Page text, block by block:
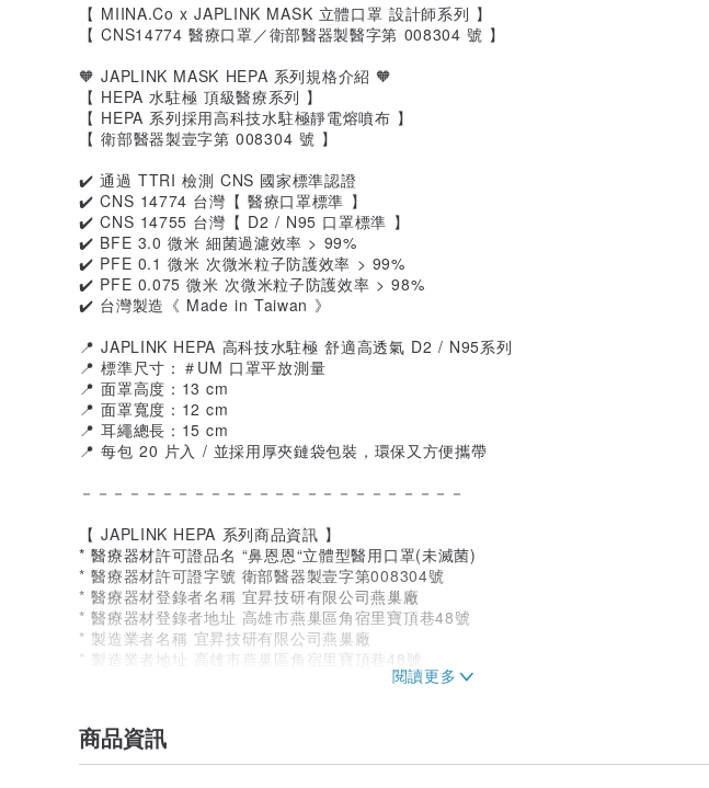
【 MIINA.Co x JAPLINK MASK 立體口罩 設計師系列 】
【 CNS14774 醫療口罩／衛部醫器製醫字第 008304 號 】
🧡 JAPLINK MASK HEPA 系列規格介紹 🧡
【 HEPA 水駐極 頂級醫療系列 】
【 HEPA 系列採用高科技水駐極靜電熔噴布 】
【 衛部醫器製壹字第 008304 號 】
✔️ 通過 TTRI 檢測 CNS 國家標準認證
✔️ CNS 14774 台灣【 醫療口罩標準 】
✔️ CNS 14755 台灣【 D2 / N95 口罩標準 】
✔️ BFE 3.0 微米 細菌過濾效率 > 99%
✔️ PFE 0.1 微米 次微米粒子防護效率 > 99%
✔️ PFE 0.075 微米 次微米粒子防護效率 > 98%
✔️ 台灣製造《 Made in Taiwan 》
📍 JAPLINK HEPA 高科技水駐極 舒適高透氣 D2 / N95系列
📍 標準尺寸：＃UM 口罩平放測量
📍 面罩高度：13 cm
📍 面罩寬度：12 cm
📍 耳繩總長：15 cm
📍 每包 20 片入 / 並採用厚夾鏈袋包裝，環保又方便攜帶
－－－－－－－－－－－－－－－－－－－－－－－－
【 JAPLINK HEPA 系列商品資訊 】
* 醫療器材許可證品名 “鼻恩恩“立體型醫用口罩(未滅菌)
* 醫療器材許可證字號 衛部醫器製壹字第008304號
* 醫療器材登錄者名稱 宜昇技研有限公司燕巢廠
* 醫療器材登錄者地址 高雄市燕巢區角宿里寶頂巷48號
* 製造業者名稱 宜昇技研有限公司燕巢廠
* 製造業者地址 高雄市燕巢區角宿里寶頂巷48號
* 產地 台灣（MADE IN TAIWAN）
* 主要成分 不織布. HEPA水駐極熔噴不織布
商品資訊